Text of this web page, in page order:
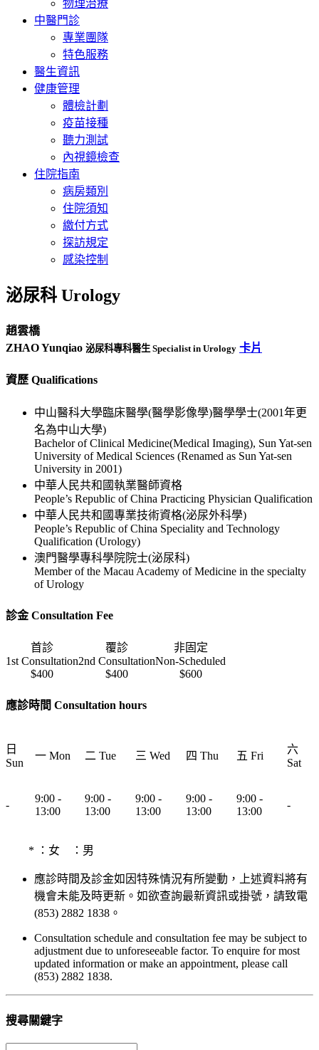
物理治療
中醫門診
專業團隊
特色服務
醫生資訊
健康管理
體檢計劃
疫苗接種
聽力測試
內視鏡檢查
住院指南
病房類別
住院須知
繳付方式
探訪規定
感染控制
泌尿科 Urology
趙雲橋
ZHAO Yunqiao 泌尿科專科醫生 Specialist in Urology 卡片
資歷 Qualifications
中山醫科大學臨床醫學(醫學影像學)醫學學士(2001年更
名為中山大學)
Bachelor of Clinical Medicine(Medical Imaging), Sun Yat-sen
University of Medical Sciences (Renamed as Sun Yat-sen
University in 2001)
中華人民共和國執業醫師資格
People’s Republic of China Practicing Physician Qualification
中華人民共和國專業技術資格(泌尿外科學)
People’s Republic of China Speciality and Technology
Qualification (Urology)
澳門醫學專科學院院士(泌尿科)
Member of the Macau Academy of Medicine in the specialty
of Urology
診金 Consultation Fee
首診
1st Consultation
覆診
2nd Consultation
非固定
Non-Scheduled
$400
$400 $600
應診時間 Consultation hours
日
Sun
一 Mon 二 Tue 三 Wed 四 Thu 五 Fri
六
Sat
-
9:00 -
13:00
9:00 -
13:00
9:00 -
13:00
9:00 -
13:00
9:00 -
13:00
-
* ：女 ：男
應診時間及診金如因特殊情況有所變動，上述資料將有
機會未能及時更新。如欲查詢最新資訊或掛號，請致電
(853) 2882 1838。
Consultation schedule and consultation fee may be subject to
adjustment due to unforeseeable factor. To enquire for most
updated information or make an appointment, please call
(853) 2882 1838.
搜尋關鍵字